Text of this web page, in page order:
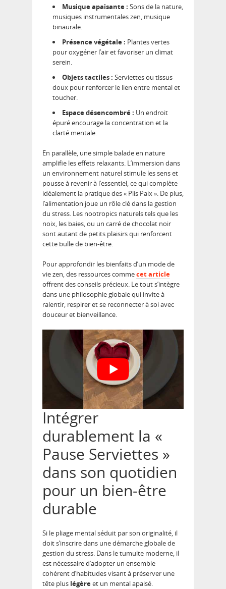
Musique apaisante : Sons de la nature,
musiques instrumentales zen, musique
binaurale.
Présence végétale : Plantes vertes
pour oxygéner l’air et favoriser un climat
serein.
Objets tactiles : Serviettes ou tissus
doux pour renforcer le lien entre mental et
toucher.
Espace désencombré : Un endroit
épuré encourage la concentration et la
clarté mentale.
En parallèle, une simple balade en nature
amplifie les effets relaxants. L’immersion dans
un environnement naturel stimule les sens et
pousse à revenir à l’essentiel, ce qui complète
idéalement la pratique des « Plis Paix ». De plus,
l’alimentation joue un rôle clé dans la gestion
du stress. Les nootropics naturels tels que les
noix, les baies, ou un carré de chocolat noir
sont autant de petits plaisirs qui renforcent
cette bulle de bien-être.
Pour approfondir les bienfaits d’un mode de
vie zen, des ressources commecet article
offrent des conseils précieux. Le tout s’intègre
dans une philosophie globale qui invite à
ralentir, respirer et se reconnecter à soi avec
douceur et bienveillance.
Intégrer
durablement la «
Pause Serviettes »
dans son quotidien
pour un bien-être
durable
Si le pliage mental séduit par son originalité, il
doit s’inscrire dans une démarche globale de
gestion du stress. Dans le tumulte moderne, il
est nécessaire d’adopter un ensemble
cohérent d’habitudes visant à préserver une
tête plus légèreet un mental apaisé.